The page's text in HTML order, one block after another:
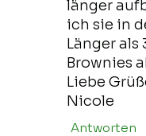
länger
ich sie in
Länger als
Brownies
Liebe
Nicole
Antworten